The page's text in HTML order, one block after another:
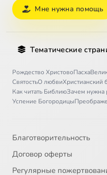
Мне нужна помощь
Тематические
Рождество ХристовоПасха
СвятостьО любвиХристианский
Как читать БиблиюЗачем нужна
Успение Богородицы
Благотворительность
Договор оферты
Регулярные